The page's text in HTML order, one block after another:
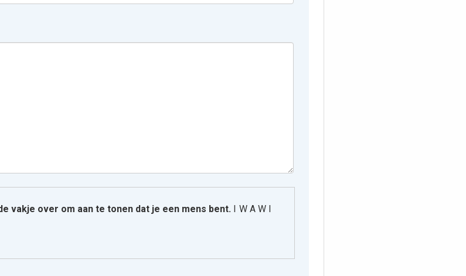
vakje over om aan te tonen dat je een mens bent. I W A W I